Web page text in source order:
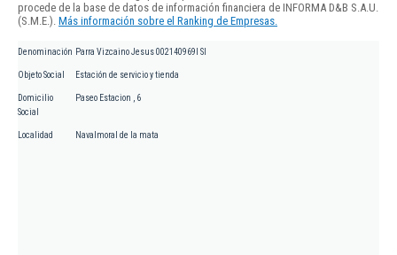
procede de la base de datos de información financiera de INFORMA D&B S.A.U.
(S.M.E.). Más información sobre el Ranking de Empresas.
Denominación Parra Vizcaino Jesus 002140969l Sl
Objeto Social Estación de servicio y tienda
Domicilio
Social
Paseo Estacion , 6
Localidad Navalmoral de la mata